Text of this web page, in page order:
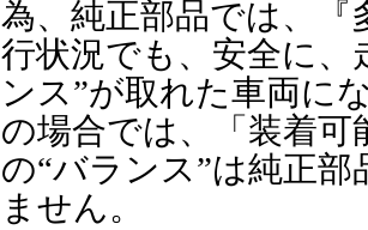
為、純正部品では、
行状況でも、安全に
ンス”が取れた車両に
の場合では、「装着
の“バランス”は純正
ません。